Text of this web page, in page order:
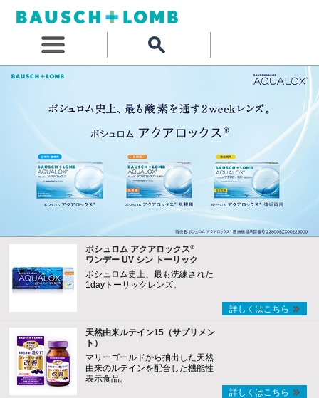
ボシュロム アクアロックス®
ワンデー UV シン トーリック
ボシュロム史上、最も洗練された
1dayトーリックレンズ。
詳しくはこちら
天然由来ルテイン15（サプリメン
ト）
マリーゴールドから抽出した天然
由来のルテインを配合した機能性
表示食品。
詳しくはこちら